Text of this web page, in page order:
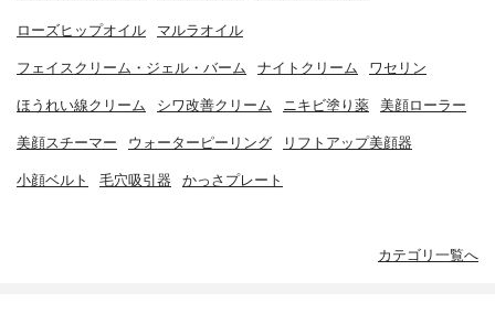
ローズヒップオイル マルラオイル
フェイスクリーム・ジェル・バーム ナイトクリーム ワセリン
ほうれい線クリーム シワ改善クリーム ニキビ塗り薬 美顔ローラー
美顔スチーマー ウォーターピーリング リフトアップ美顔器
小顔ベルト 毛穴吸引器 かっさプレート
カテゴリ一覧へ